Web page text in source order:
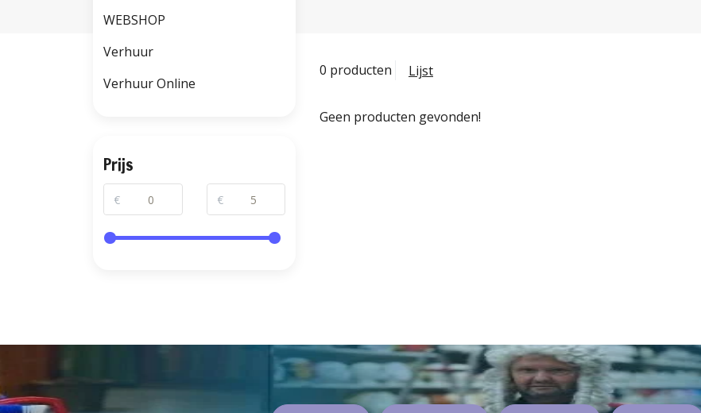
0 producten Lijst
Geen producten gevonden!
WEBSHOP
Verhuur
Verhuur Online
Prijs
€ €